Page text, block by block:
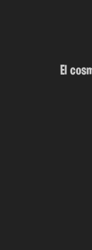
El